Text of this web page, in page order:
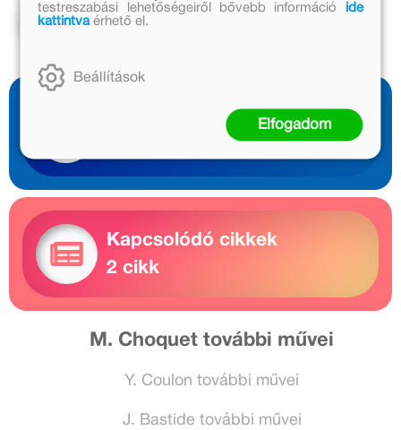
Kosárba
Kapcsolódó cikkek
2 cikk
M. Choquet további művei
Y. Coulon további művei
J. Bastide további művei
testreszabási lehetőségeiről bővebb információ
ide
kattintvaérhető el.
Beállítások
Elfogadom